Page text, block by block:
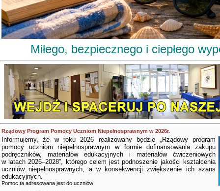
Miłego, bezpiecznego i ciepłego
Rządowy Program Pomocy Uczniom Niepełnosprawnym w 2026r.
Informujemy, że w roku 2026 realizowany będzie „Rządowy program
pomocy uczniom niepełnosprawnym w formie dofinansowania zakupu
podręczników, materiałów edukacyjnych i materiałów ćwiczeniowych
w latach 2026–2028”, którego celem jest podnoszenie jakości kształcenia
uczniów niepełnosprawnych, a w konsekwencji zwiększenie ich szans
edukacyjnych.
Pomoc ta adresowana jest do uczniów: